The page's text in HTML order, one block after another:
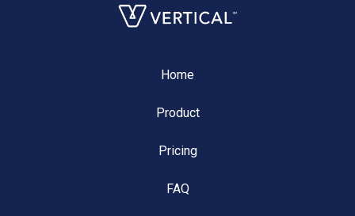
Home
Product
Pricing
FAQ